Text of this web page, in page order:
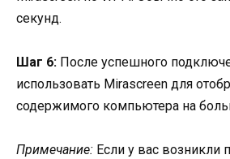
секунд.
Шаг 6: После успешного
использовать Mirascreen для
содержимого компьютера на
Примечание: Если у вас возникли